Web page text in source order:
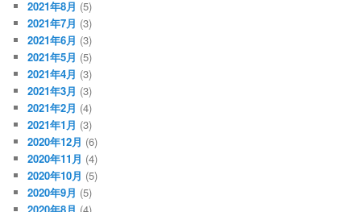
2021年8月 (5)
2021年7月 (3)
2021年6月 (3)
2021年5月 (5)
2021年4月 (3)
2021年3月 (3)
2021年2月 (4)
2021年1月 (3)
2020年12月 (6)
2020年11月 (4)
2020年10月 (5)
2020年9月 (5)